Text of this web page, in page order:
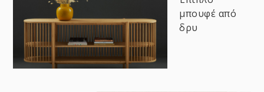
μπουφέ από
δρυ